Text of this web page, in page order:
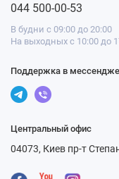
044 500-00-53
В будни с 09:00 до 20:00
На выходных с 10:00 до
Поддержка в
Центральный офис
04073, Киев пр-т